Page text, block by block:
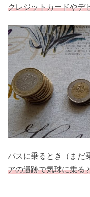
クレジットカードやデ
バスに乗るとき（まだ
アの遺跡で気球に乗る